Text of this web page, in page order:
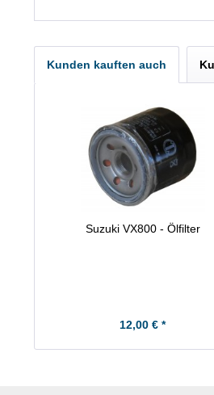
Kunden kauften auch
Suzuki VX800 - Ölfilter
12,00 € *